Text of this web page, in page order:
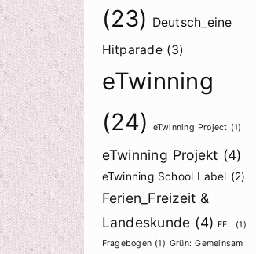
(23) Deutsch_eine
Hitparade(3)
eTwinning
(24)
eTwinning Project (1)
eTwinning Projekt (4)
eTwinning School Label (2)
Ferien_Freizeit &
Landeskunde (4) FFL (1)
Fragebogen (1) Grün: Gemeinsam